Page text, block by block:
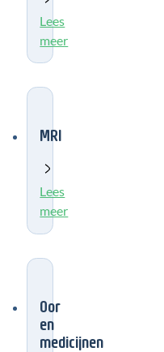
Lees
meer
MRI
Lees
meer
Oor
en
medicijnen